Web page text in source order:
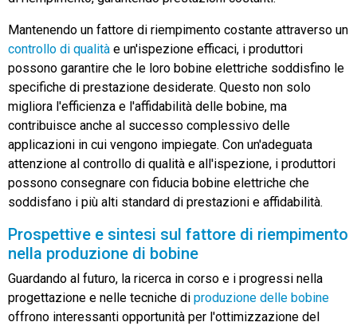
Mantenendo un fattore di riempimento costante attraverso un
controllo di qualità e un'ispezione efficaci, i produttori
possono garantire che le loro bobine elettriche soddisfino le
specifiche di prestazione desiderate. Questo non solo
migliora l'efficienza e l'affidabilità delle bobine, ma
contribuisce anche al successo complessivo delle
applicazioni in cui vengono impiegate. Con un'adeguata
attenzione al controllo di qualità e all'ispezione, i produttori
possono consegnare con fiducia bobine elettriche che
soddisfano i più alti standard di prestazioni e affidabilità.
Prospettive e sintesi sul fattore di riempimento
nella produzione di bobine
Guardando al futuro, la ricerca in corso e i progressi nella
progettazione e nelle tecniche di produzione delle bobine
offrono interessanti opportunità per l'ottimizzazione del